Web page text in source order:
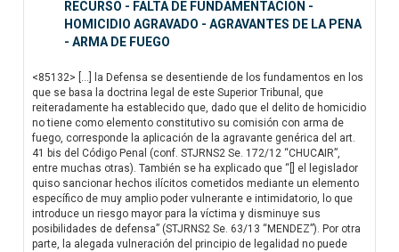
RECURSO - FALTA DE FUNDAMENTACION -
HOMICIDIO AGRAVADO - AGRAVANTES DE LA PENA
- ARMA DE FUEGO
<85132> […] la Defensa se desentiende de los fundamentos en los
que se basa la doctrina legal de este Superior Tribunal, que
reiteradamente ha establecido que, dado que el delito de homicidio
no tiene como elemento constitutivo su comisión con arma de
fuego, corresponde la aplicación de la agravante genérica del art.
41 bis del Código Penal (conf. STJRNS2 Se. 172/12 “CHUCAIR”,
entre muchas otras). También se ha explicado que “[] el legislador
quiso sancionar hechos ilícitos cometidos mediante un elemento
específico de muy amplio poder vulnerante e intimidatorio, lo que
introduce un riesgo mayor para la víctima y disminuye sus
posibilidades de defensa” (STJRNS2 Se. 63/13 “MENDEZ”). Por otra
parte, la alegada vulneración del principio de legalidad no puede